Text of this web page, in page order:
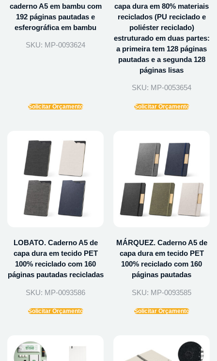
caderno A5 em bambu com
192 páginas pautadas e
esferográfica em bambu
SKU: MP-0093624
Solicitar Orçamento
capa dura em 80% materiais
reciclados (PU reciclado e
poliéster reciclado)
estruturado em duas partes:
a primeira tem 128 páginas
pautadas e a segunda 128
páginas lisas
SKU: MP-0053654
Solicitar Orçamento
LOBATO. Caderno A5 de
capa dura em tecido PET
100% reciclado com 160
páginas pautadas recicladas
SKU: MP-0093586
Solicitar Orçamento
MÁRQUEZ. Caderno A5 de
capa dura em tecido PET
100% reciclado com 160
páginas pautadas
SKU: MP-0093585
Solicitar Orçamento